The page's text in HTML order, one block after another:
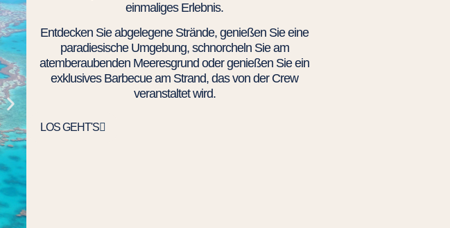
einmaliges Erlebnis.
Entdecken Sie abgelegene Strände, genießen Sie eine
paradiesische Umgebung, schnorcheln Sie am
atemberaubenden Meeresgrund oder genießen Sie ein
exklusives Barbecue am Strand, das von der Crew
veranstaltet wird.
LOS GEHT'S